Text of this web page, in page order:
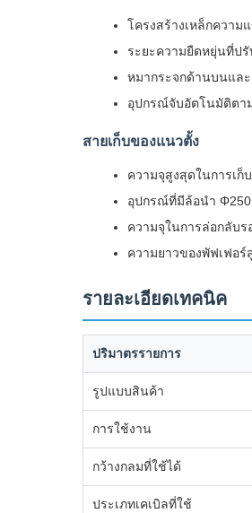
โครงสร้างเหล็กความ
ระยะความยืดหยุ่นที่ปรั
หมากระจกด้านบนแล
อุปกรณ์จับอัตโนมัติตา
สายเก็บของแนวตั้ง
ความจุสูงสุดในการเก็
อุปกรณ์ที่มีล้อนํา Φ250
ความจุในการล่อกลับร
ความยาวของพัฟเฟอร์
รายละเอียดเทคนิค
ปริมาตรรายการ
รูปแบบสินค้า
การใช้งาน
กว้างกลมที่ใช้ได้
ประเภทเคเบิลที่ใช้